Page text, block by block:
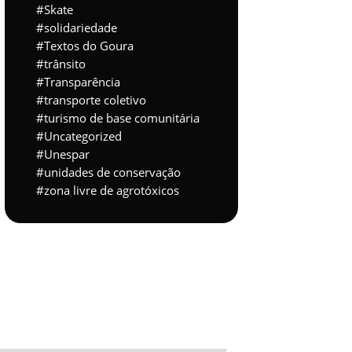
Skate
solidariedade
Textos do Goura
trânsito
Transparência
transporte coletivo
turismo de base comunitária
Uncategorized
Unespar
unidades de conservação
zona livre de agrotóxicos